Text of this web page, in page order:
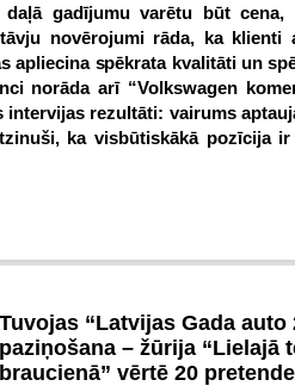
gadījumu varētu būt cena,
novērojumi rāda, ka klienti
apliecina spēkrata kvalitāti un
norāda arī “Volkswagen
intervijas rezultāti: vairums
ka visbūtiskākā pozīcija ir
Tuvojas “Latvijas Gada auto
paziņošana – žūrija “Lielajā
braucienā” vērtē 20